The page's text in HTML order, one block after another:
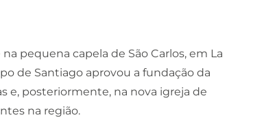
pequena capela de São Carlos, em La
de Santiago aprovou a fundação da
e, posteriormente, na nova igreja de
na região.​